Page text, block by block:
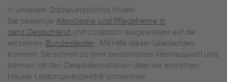
In unserem Städteverzeichnis finden
Sie passende Altenheime und Pflegeheime in
ganz Deutschland und zusätzlich ausgewiesen auf die
einzelnen Bundesländer. Mit Hilfe dieser Übersichten
kommen Sie schnell zu Ihrer persönlichen Heimauswahl und
können mit den Detailinformationen über die einzelnen
Häuser Leistungsvergleiche vornehmen.